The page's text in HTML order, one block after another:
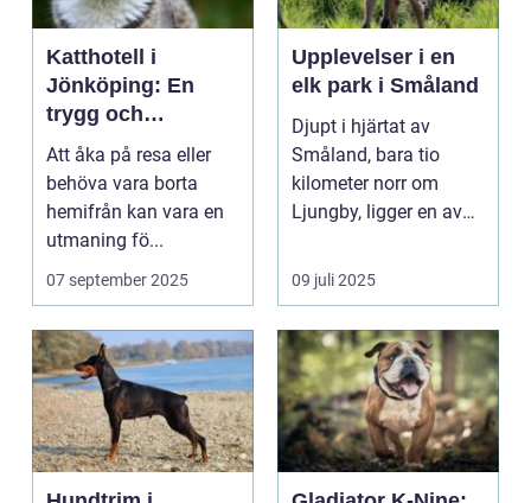
Katthotell i
Jönköping: En
trygg och
hemtrevlig lösning
för din katt
Att åka på resa eller
behöva vara borta
hemifrån kan vara en
utmaning fö...
07 september 2025
Upplevelser i en
elk park i Småland
Djupt i hjärtat av
Småland, bara tio
kilometer norr om
Ljungby, ligger en av
09 juli 2025